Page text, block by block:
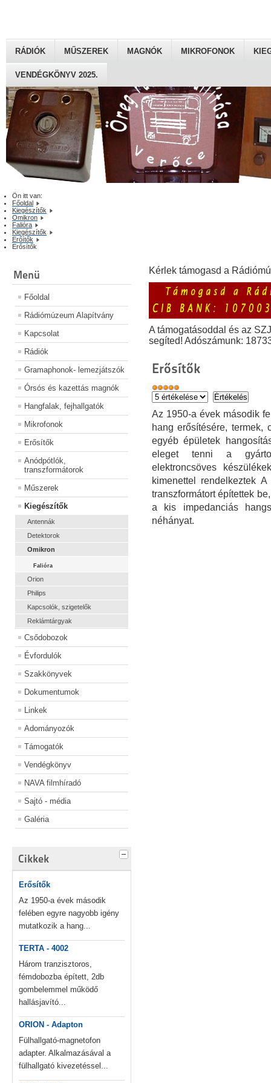
RÁDIÓK MŰSZEREK MAGNÓK MIKROFONOK
VENDÉGKÖNYV 2025.
Ön itt van:
Főoldal
Kiegészítők
Omikron
Falióra
Kiegészítők
Erőítők
Erősítők
Menü
Főoldal
Rádiómúzeum Alapítvány
Kapcsolat
Rádiók
Gramaphonok- lemezjátszók
Órsós és kazettás magnók
Hangfalak, fejhallgatók
Mikrofonok
Erősítők
Anódpótlók,
transzformátorok
Műszerek
Kiegészítők
Antennák
Detektorok
Omikron
Falióra
Orion
Philips
Kapcsolók, szigetelők
Reklámtárgyak
Csődobozok
Évfordulók
Szakkönyvek
Dokumentumok
Linkek
Adományozók
Támogatók
Vendégkönyv
NAVA filmhíradó
Sajtó - média
Galéria
Cikkek
Erősítők
Az 1950-a évek második
felében egyre nagyobb igény
mutatkozik a hang...
TERTA - 4002
Három tranzisztoros,
fémdobozba épített, 2db
gombelemmel működő
hallásjavító...
ORION - Adapton
Fülhallgató-magnetofon
adapter. Alkalmazásával a
fülhallgató kivezetéssel...
Kérlek támogasd a
A támogatásoddal és az
segíted! Adószámunk:
Erősítők
Az 1950-a évek második
hang erősítésére, termek,
egyéb épületek
eleget tenni a
elektroncsöves
kimenettel rendelkeztek
transzformátort építettek
a kis impedanciás
néhányat.